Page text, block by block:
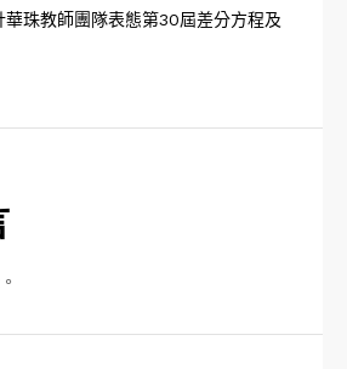
華珠教師團隊表態第30屆差分方程及